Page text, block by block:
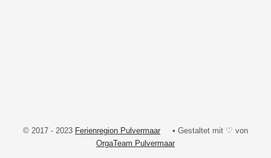
© 2017 - 2023 Ferienregion Pulvermaar • Gestaltet mit ♡ von
OrgaTeam Pulvermaar